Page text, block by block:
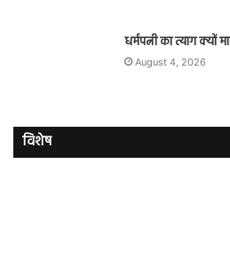
धर्मपत्नी का त्याग क्यों
August 4, 2026
विशेष